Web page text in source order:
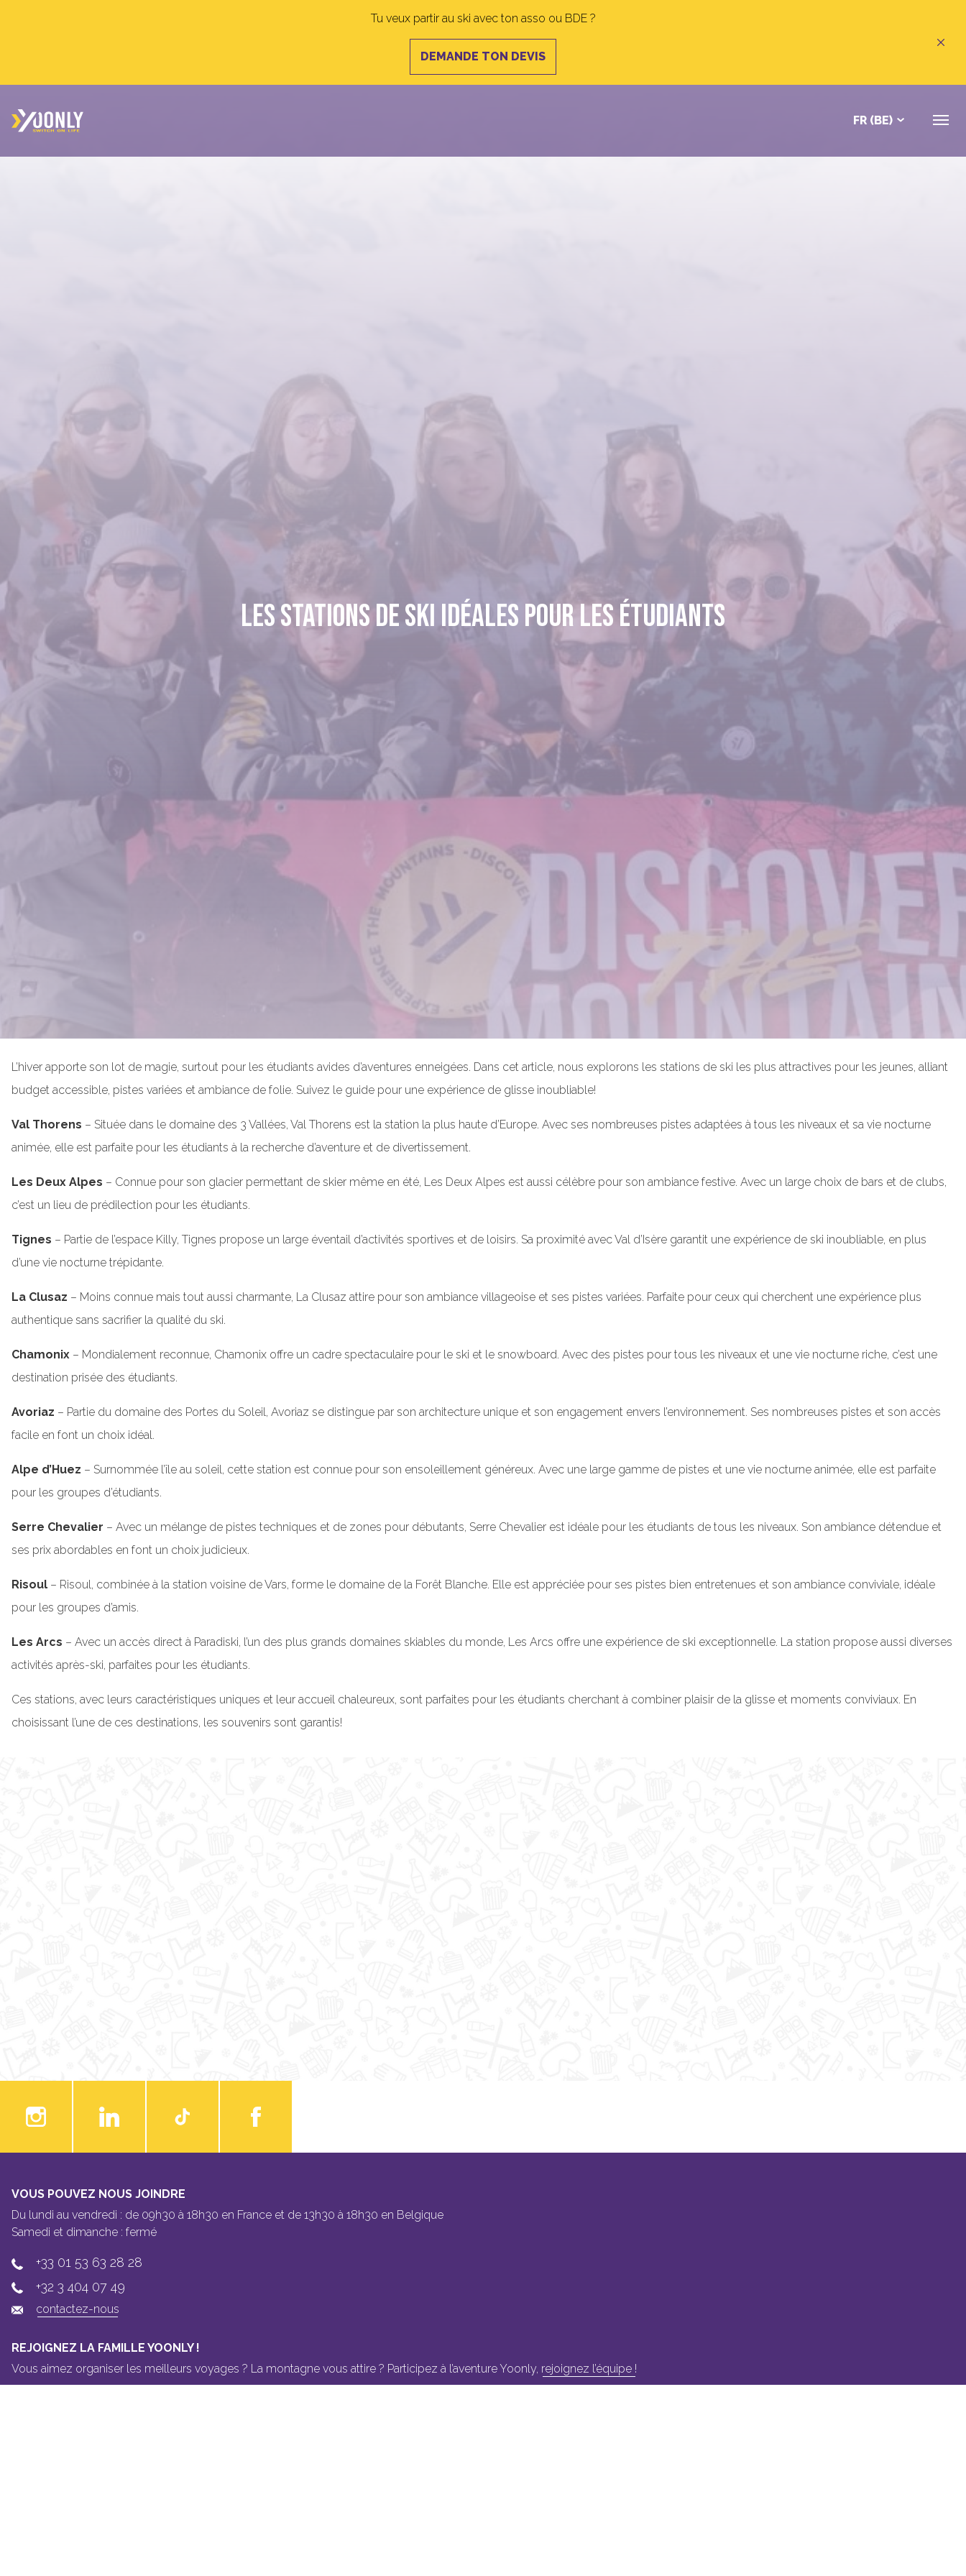
Tu veux partir au ski avec ton asso ou BDE ?
DEMANDE TON DEVIS
FR (BE)
Les stations de ski idéales pour les étudiants
L’hiver apporte son lot de magie, surtout pour les étudiants avides d’aventures enneigées. Dans cet article, nous explorons les stations de ski les plus attractives pour les jeunes, alliant
budget accessible, pistes variées et ambiance de folie. Suivez le guide pour une expérience de glisse inoubliable!
Val Thorens – Située dans le domaine des 3 Vallées, Val Thorens est la station la plus haute d’Europe. Avec ses nombreuses pistes adaptées à tous les niveaux et sa vie nocturne
animée, elle est parfaite pour les étudiants à la recherche d’aventure et de divertissement.
Les Deux Alpes – Connue pour son glacier permettant de skier même en été, Les Deux Alpes est aussi célèbre pour son ambiance festive. Avec un large choix de bars et de clubs,
c’est un lieu de prédilection pour les étudiants.
Tignes – Partie de l’espace Killy, Tignes propose un large éventail d’activités sportives et de loisirs. Sa proximité avec Val d’Isère garantit une expérience de ski inoubliable, en plus
d’une vie nocturne trépidante.
La Clusaz – Moins connue mais tout aussi charmante, La Clusaz attire pour son ambiance villageoise et ses pistes variées. Parfaite pour ceux qui cherchent une expérience plus
authentique sans sacrifier la qualité du ski.
Chamonix – Mondialement reconnue, Chamonix offre un cadre spectaculaire pour le ski et le snowboard. Avec des pistes pour tous les niveaux et une vie nocturne riche, c’est une
destination prisée des étudiants.
Avoriaz – Partie du domaine des Portes du Soleil, Avoriaz se distingue par son architecture unique et son engagement envers l’environnement. Ses nombreuses pistes et son accès
facile en font un choix idéal.
Alpe d’Huez – Surnommée l’île au soleil, cette station est connue pour son ensoleillement généreux. Avec une large gamme de pistes et une vie nocturne animée, elle est parfaite
pour les groupes d’étudiants.
Serre Chevalier – Avec un mélange de pistes techniques et de zones pour débutants, Serre Chevalier est idéale pour les étudiants de tous les niveaux. Son ambiance détendue et
ses prix abordables en font un choix judicieux.
Risoul – Risoul, combinée à la station voisine de Vars, forme le domaine de la Forêt Blanche. Elle est appréciée pour ses pistes bien entretenues et son ambiance conviviale, idéale
pour les groupes d’amis.
Les Arcs – Avec un accès direct à Paradiski, l’un des plus grands domaines skiables du monde, Les Arcs offre une expérience de ski exceptionnelle. La station propose aussi diverses
activités après-ski, parfaites pour les étudiants.
Ces stations, avec leurs caractéristiques uniques et leur accueil chaleureux, sont parfaites pour les étudiants cherchant à combiner plaisir de la glisse et moments conviviaux. En
choisissant l’une de ces destinations, les souvenirs sont garantis!
VOUS POUVEZ NOUS JOINDRE
Du lundi au vendredi : de 09h30 à 18h30 en France et de 13h30 à 18h30 en Belgique
Samedi et dimanche : fermé
+33 01 53 63 28 28
+32 3 404 07 49
contactez-nous
REJOIGNEZ LA FAMILLE YOONLY !
Vous aimez organiser les meilleurs voyages ? La montagne vous attire ? Participez à l’aventure Yoonly, rejoignez l’équipe !